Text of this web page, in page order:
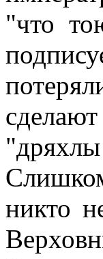
"что
никто